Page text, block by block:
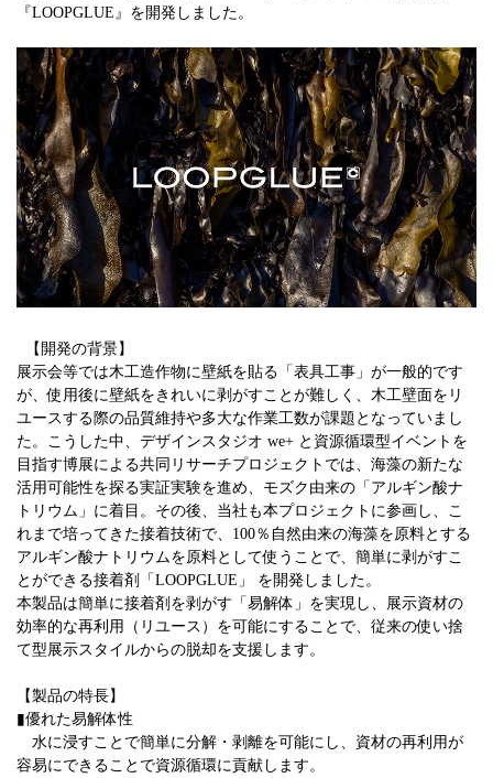
『LOOPGLUE』を開発しました。
【開発の背景】
展示会等では木工造作物に壁紙を貼る「表具工事」が一般的です
が、使用後に壁紙をきれいに剥がすことが難しく、木工壁面をリ
ユースする際の品質維持や多大な作業工数が課題となっていまし
た。こうした中、デザインスタジオ we+ と資源循環型イベントを
目指す博展による共同リサーチプロジェクトでは、海藻の新たな
活用可能性を探る実証実験を進め、モズク由来の「アルギン酸ナ
トリウム」に着目。その後、当社も本プロジェクトに参画し、こ
れまで培ってきた接着技術で、100％自然由来の海藻を原料とする
アルギン酸ナトリウムを原料として使うことで、簡単に剥がすこ
とができる接着剤「LOOPGLUE」 を開発しました。
本製品は簡単に接着剤を剥がす「易解体」を実現し、展示資材の
効率的な再利用（リユース）を可能にすることで、従来の使い捨
て型展示スタイルからの脱却を支援します。
【製品の特長】
▮優れた易解体性
水に浸すことで簡単に分解・剥離を可能にし、資材の再利用が
容易にできることで資源循環に貢献します。